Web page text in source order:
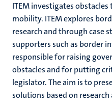
ITEM investigates
mobility. ITEM explores
research and through case
supporters such as border
responsible for raising
obstacles and for putting
legislator. The aim is to
solutions based on research